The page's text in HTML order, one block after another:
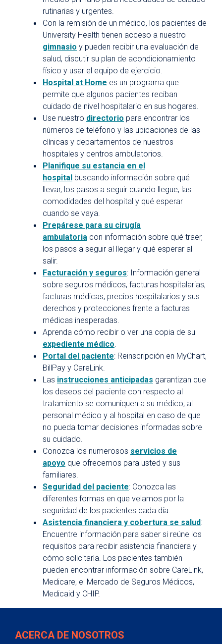
Fitness Center
Hospital en Casa
Directorio de departamentos y clínicas
Planificación para una hospitalización
Preparación para una cirugía ambulatoria
Planificación anticipada de la atención
médica
Asistencia financiera y cobertura médica
Apoyo
Safety
Investigación y ensayos clínicos
Visitantes del hospital
Estacionamiento
Comidas
Atención espiritual
Programa de artes curativas
Políticas y avisos de privacidad
rutinarias y urgentes.
Con la remisión de un médico, los pacientes de
University Health tienen acceso a nuestro
gimnasio y pueden recibir una evaluación de
salud, discutir su plan de acondicionamiento
físico y usar el equipo de ejercicio.
Hospital at Home es un programa que
permite que algunos pacientes reciban
cuidado de nivel hospitalario en sus hogares.
Use nuestro directorio para encontrar los
números de teléfono y las ubicaciones de las
clínicas y departamentos de nuestros
hospitales y centros ambulatorios.
Planifique su estancia en el
hospital buscando información sobre qué
llevar, los pasos a seguir cuando llegue, las
comodidades del hospital y qué esperar
cuando se vaya.
Prepárese para su cirugía
ambulatoria con información sobre qué traer,
los pasos a seguir al llegar y qué esperar al
salir.
Facturación y seguros: Información general
sobre seguros médicos, facturas hospitalarias,
facturas médicas, precios hospitalarios y sus
derechos y protecciones frente a facturas
médicas inesperadas.
Aprenda cómo recibir o ver una copia de su
expediente médico.
Portal del paciente: Reinscripción en MyChart,
BillPay y CareLink.
Las instrucciones anticipadas garantizan que
los deseos del paciente con respecto al
tratamiento se comuniquen a su médico, al
personal médico y al hospital en caso de que
no pueda tomar decisiones informadas sobre
su cuidado.
Conozca los numerosos servicios de
apoyo que ofrecemos para usted y sus
familiares.
Seguridad del paciente: Conozca las
diferentes formas en que velamos por la
seguridad de los pacientes cada día.
Asistencia financiera y cobertura se salud:
Encuentre información para saber si reúne los
requisitos para recibir asistencia financiera y
cómo solicitarla. Los pacientes también
pueden encontrar información sobre CareLink,
Medicare, el Mercado de Seguros Médicos,
Medicaid y CHIP.
ACERCA DE NOSOTROS